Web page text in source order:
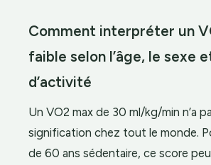
Comment interpréter un
faible selon l’âge, le sexe
d’activité
Un VO2 max de 30 ml/kg/min n’a
signification chez tout le monde.
de 60 ans sédentaire, ce score